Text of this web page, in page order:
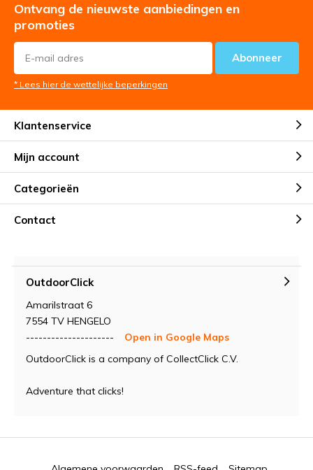
Ontvang de nieuwste aanbiedingen en
promoties
Abonneer
* Lees hier de wettelijke beperkingen
Klantenservice
Mijn account
Categorieën
Contact
OutdoorClick
Amarilstraat 6
7554 TV HENGELO
---------------------
Open in Google Maps
OutdoorClick is a company of CollectClick C.V.
Adventure that clicks!